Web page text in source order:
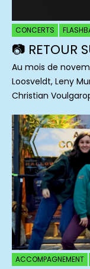
CONCERTS
📷 RETOUR
Au mois de
Loosveldt, Leny
Christian
ACCOMPAGNEMENT